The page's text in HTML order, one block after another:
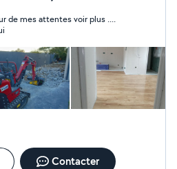
« multiservices » pouvant
de travaux allant de la salle
de la réfection complète
isolation, placo, peinture,
etc). Je reste disponible
à me contacter.
de mes attentes voir plus ....
Contacter